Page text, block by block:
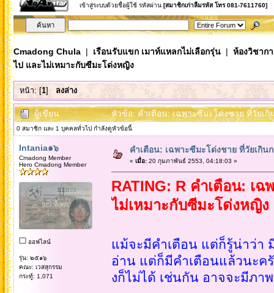
เข้าสู่ระบบด้วยชื่อผู้ใช้ รหัสผ่าน [สมาชิกเก่าลืมรหัส โทร 081-7611760]
Cmadong Chula| เรือนรับแขก เมาท์แหลกไม่เลือกรุ่น| ห้องวิชาก
ไป และไม่เหมาะกับซีมะโด่งหญิง
หน้า: [1] ลงล่าง
ผู้เขียน หัวข้อ: คำเตือน: เฉพาะซีมะโด่งชาย ที่วัยเ
0 สมาชิก และ 1 บุคคลทั่วไป กำลังดูหัวข้อนี้
Intania๑๖
Cmadong Member
Hero Cmadong Member
ออฟไลน์
รุ่น: ๒๕๑๖
คณะ: เวสสุกรรม
กระทู้: 1,071
คำเตือน: เฉพาะซีมะโด่งชาย ที่วัยเกิ
« เมื่อ:20 กุมภาพันธ์ 2553, 04:18:03 »
RATING: R คำเตือน: เ
ไม่เหมาะกับซีมะโด่งหญิ
แม้จะมีคำเตือน แต่ก็รู้น่าว่า
อ่าน แต่ก็มีคำเตือนแล้วนะค
งก็ไม่ได้ เช่นกัน อาจจะมีภา